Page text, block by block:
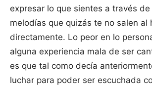
expresar lo que sientes a través
melodías que quizás te no salen al
directamente. Lo peor en lo
alguna experiencia mala de ser
es que tal como decía
luchar para poder ser escuchada